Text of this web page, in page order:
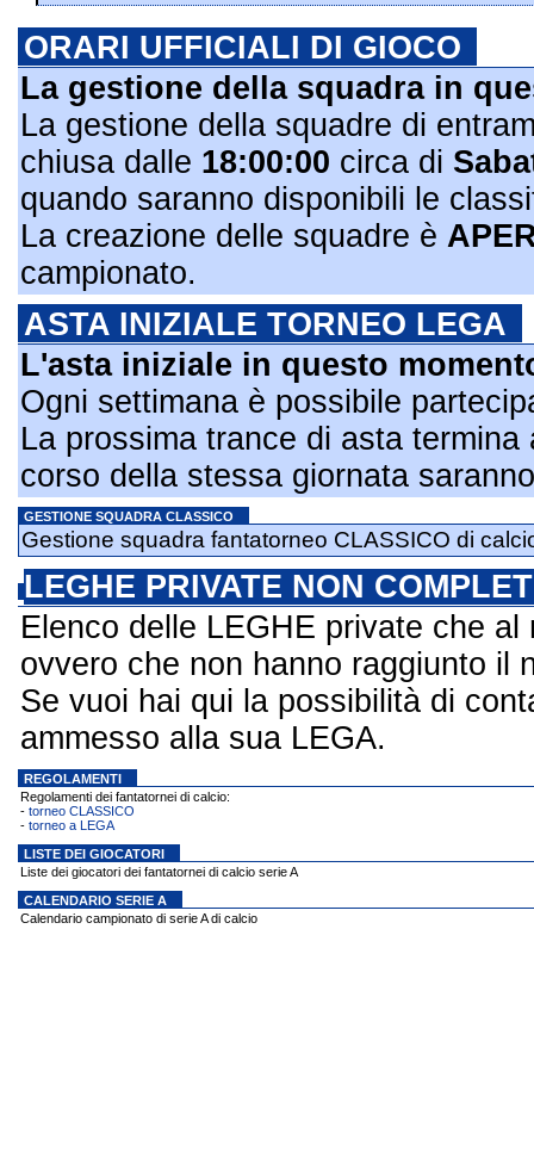
ORARI UFFICIALI DI GIOCO
La gestione della squadra in
La gestione della squadre di
chiusa dalle 18:00:00 circa di
quando saranno disponibili le
La creazione delle squadre è
campionato.
ASTA INIZIALE TORNEO LEGA
L'asta iniziale in questo
Ogni settimana è possibile
La prossima trance di asta
corso della stessa giornata
GESTIONE SQUADRA CLASSICO
Gestione squadra fantatorneo CLASSICO di
LEGHE PRIVATE NON
Elenco delle LEGHE private che
ovvero che non hanno raggiunto il
Se vuoi hai qui la possibilità di
ammesso alla sua LEGA.
REGOLAMENTI
Regolamenti dei fantatornei di calcio:
- torneo CLASSICO
- torneo a LEGA
LISTE DEI GIOCATORI
Liste dei giocatori dei fantatornei di calcio serie A
CALENDARIO SERIE A
Calendario campionato di serie A di calcio